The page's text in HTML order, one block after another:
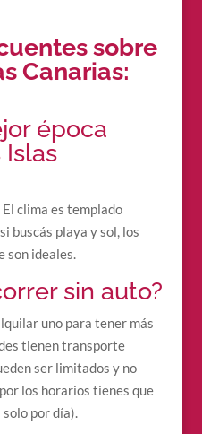
sobre
Canarias:
época
Islas
El clima es templado
buscás playa y sol, los
son ideales.
sin auto?
uno para tener más
tienen transporte
ser limitados y no
los horarios tienes que
por día).